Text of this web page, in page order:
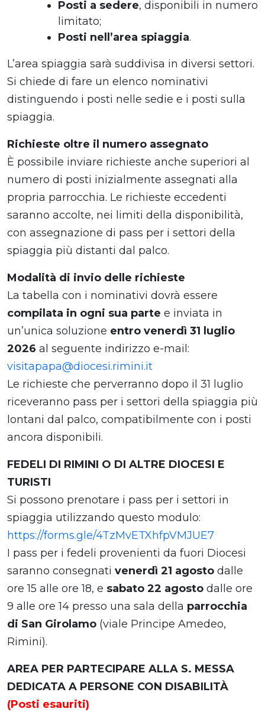
Posti a sedere, disponibili in numero
limitato;
Posti nell’area spiaggia.
L’area spiaggia sarà suddivisa in diversi settori.
Si chiede di fare un elenco nominativi
distinguendo i posti nelle sedie e i posti sulla
spiaggia.
Richieste oltre il numero assegnato
È possibile inviare richieste anche superiori al
numero di posti inizialmente assegnati alla
propria parrocchia. Le richieste eccedenti
saranno accolte, nei limiti della disponibilità,
con assegnazione di pass per i settori della
spiaggia più distanti dal palco.
Modalità di invio delle richieste
La tabella con i nominativi dovrà essere
compilata in ogni sua parte e inviata in
un’unica soluzione entro venerdì 31 luglio
2026 al seguente indirizzo e-mail:
visitapapa@diocesi.rimini.it
Le richieste che perverranno dopo il 31 luglio
riceveranno pass per i settori della spiaggia più
lontani dal palco, compatibilmente con i posti
ancora disponibili.
FEDELI DI RIMINI O DI ALTRE DIOCESI E
TURISTI
Si possono prenotare i pass per i settori in
spiaggia utilizzando questo modulo:
https://forms.gle/4TzMvETXhfpVMJUE7
I pass per i fedeli provenienti da fuori Diocesi
saranno consegnati venerdì 21 agosto dalle
ore 15 alle ore 18, e sabato 22 agosto dalle ore
9 alle ore 14 presso una sala della parrocchia
di San Girolamo (viale Principe Amedeo,
Rimini).
AREA PER PARTECIPARE ALLA S. MESSA
DEDICATA A PERSONE CON DISABILITÀ
(Posti esauriti)